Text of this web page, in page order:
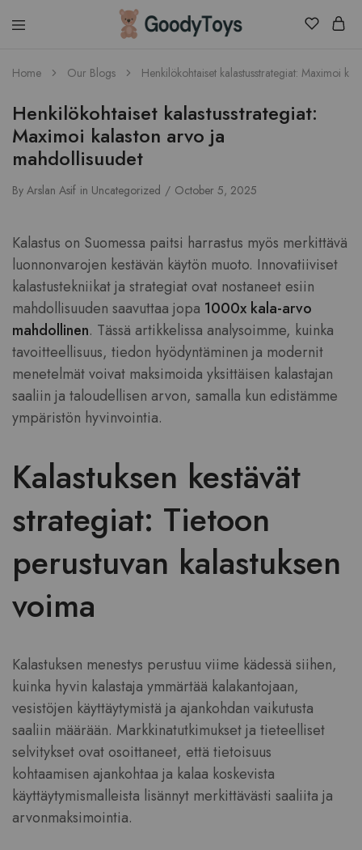
Children
Toys
Home Our Blogs Henkilökohtaiset kalastusstrategiat: Maximoi
Henkilökohtaiset kalastusstrategiat:
Maximoi kalaston arvo ja
mahdollisuudet
By Arslan Asif in Uncategorized October 5, 2025
Kalastus on Suomessa paitsi harrastus myös merkittävä
luonnonvarojen kestävän käytön muoto. Innovatiiviset
kalastustekniikat ja strategiat ovat nostaneet esiin
mahdollisuuden saavuttaa jopa 1000x kala-arvo
mahdollinen. Tässä artikkelissa analysoimme, kuinka
tavoitteellisuus, tiedon hyödyntäminen ja modernit
menetelmät voivat maksimoida yksittäisen kalastajan
saaliin ja taloudellisen arvon, samalla kun edistämme
ympäristön hyvinvointia.
Kalastuksen kestävät
strategiat: Tietoon
perustuvan kalastuksen
voima
Kalastuksen menestys perustuu viime kädessä siihen,
kuinka hyvin kalastaja ymmärtää kalakantojaan,
vesistöjen käyttäytymistä ja ajankohdan vaikutusta
saaliin määrään. Markkinatutkimukset ja tieteelliset
selvitykset ovat osoittaneet, että tietoisuus
kohtaamisen ajankohtaa ja kalaa koskevista
käyttäytymismalleista lisännyt merkittävästi saaliita ja
arvonmaksimointia.